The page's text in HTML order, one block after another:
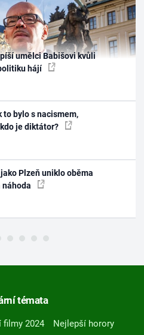
umělci Babišovi kvůli
hájí
to bylo s nacismem,
je diktátor?
Plzeň uniklo oběma
náhoda
témata
filmy 2024
Nejlepší horory